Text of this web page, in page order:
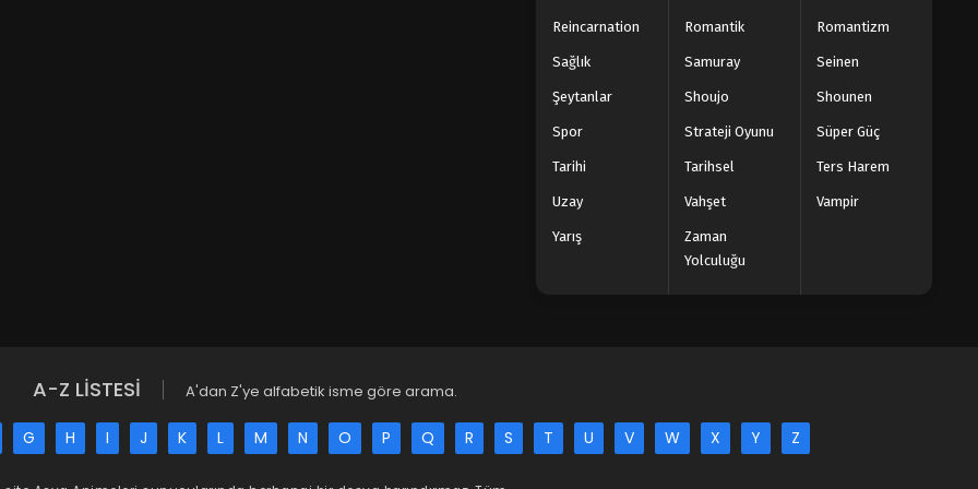
Reincarnation Romantik Romantizm
Sağlık Samuray Seinen
Şeytanlar Shoujo Shounen
Spor Strateji Oyunu Süper Güç
Tarihi Tarihsel Ters Harem
Uzay Vahşet Vampir
Yarış
Zaman
Yolculuğu
A-Z LİSTESİ A'dan Z'ye alfabetik isme göre arama.
G H I J K L M N O P Q R S T U V W X Y Z